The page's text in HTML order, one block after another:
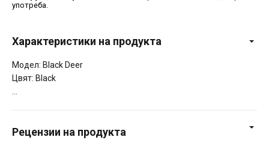
употреба.
Характеристики на продукта
Модел: Black Deer
Цвят: Black